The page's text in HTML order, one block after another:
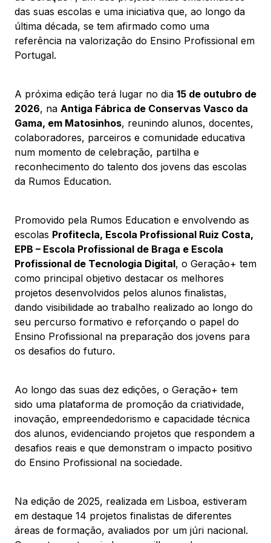
das suas escolas e uma iniciativa que, ao longo da
última década, se tem afirmado como uma
referência na valorização do Ensino Profissional em
Portugal.
A próxima edição terá lugar no dia 15 de outubro de
2026, na Antiga Fábrica de Conservas Vasco da
Gama, em Matosinhos, reunindo alunos, docentes,
colaboradores, parceiros e comunidade educativa
num momento de celebração, partilha e
reconhecimento do talento dos jovens das escolas
da Rumos Education.
Promovido pela Rumos Education e envolvendo as
escolas Profitecla, Escola Profissional Ruiz Costa,
EPB – Escola Profissional de Braga e Escola
Profissional de Tecnologia Digital, o Geração+ tem
como principal objetivo destacar os melhores
projetos desenvolvidos pelos alunos finalistas,
dando visibilidade ao trabalho realizado ao longo do
seu percurso formativo e reforçando o papel do
Ensino Profissional na preparação dos jovens para
os desafios do futuro.
Ao longo das suas dez edições, o Geração+ tem
sido uma plataforma de promoção da criatividade,
inovação, empreendedorismo e capacidade técnica
dos alunos, evidenciando projetos que respondem a
desafios reais e que demonstram o impacto positivo
do Ensino Profissional na sociedade.
Na edição de 2025, realizada em Lisboa, estiveram
em destaque 14 projetos finalistas de diferentes
áreas de formação, avaliados por um júri nacional.